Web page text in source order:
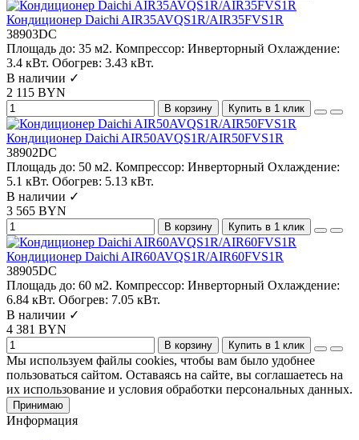
Кондиционер Daichi AIR35AVQS1R/AIR35FVS1R
38903DC
Площадь до: 35 м2. Компрессор: Инверторный Охлаждение:
3.4 кВт. Обогрев: 3.43 кВт.
В наличии ✓
2 115 BYN
В корзину Купить в 1 клик
Кондиционер Daichi AIR50AVQS1R/AIR50FVS1R
38902DC
Площадь до: 50 м2. Компрессор: Инверторный Охлаждение:
5.1 кВт. Обогрев: 5.13 кВт.
В наличии ✓
3 565 BYN
В корзину Купить в 1 клик
Кондиционер Daichi AIR60AVQS1R/AIR60FVS1R
38905DC
Площадь до: 60 м2. Компрессор: Инверторный Охлаждение:
6.84 кВт. Обогрев: 7.05 кВт.
В наличии ✓
4 381 BYN
В корзину Купить в 1 клик
Мы используем файлы cookies, чтобы вам было удобнее
пользоваться сайтом. Оставаясь на сайте, вы соглашаетесь на
их использование и условия обработки персональных данных.
Принимаю
Информация